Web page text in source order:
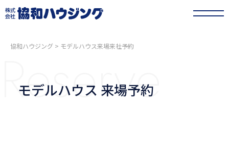
協和ハウジング > モデルハウス来場来社予約
Reserve
モデルハウス 来場予約